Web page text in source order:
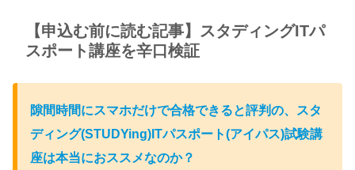
【申込む前に読む記事】スタディングITパ
スポート講座を辛口検証
隙間時間にスマホだけで合格できると評判の、スタ
ディング(STUDYing)ITパスポート(アイパス)試験講
座は本当におススメなのか？